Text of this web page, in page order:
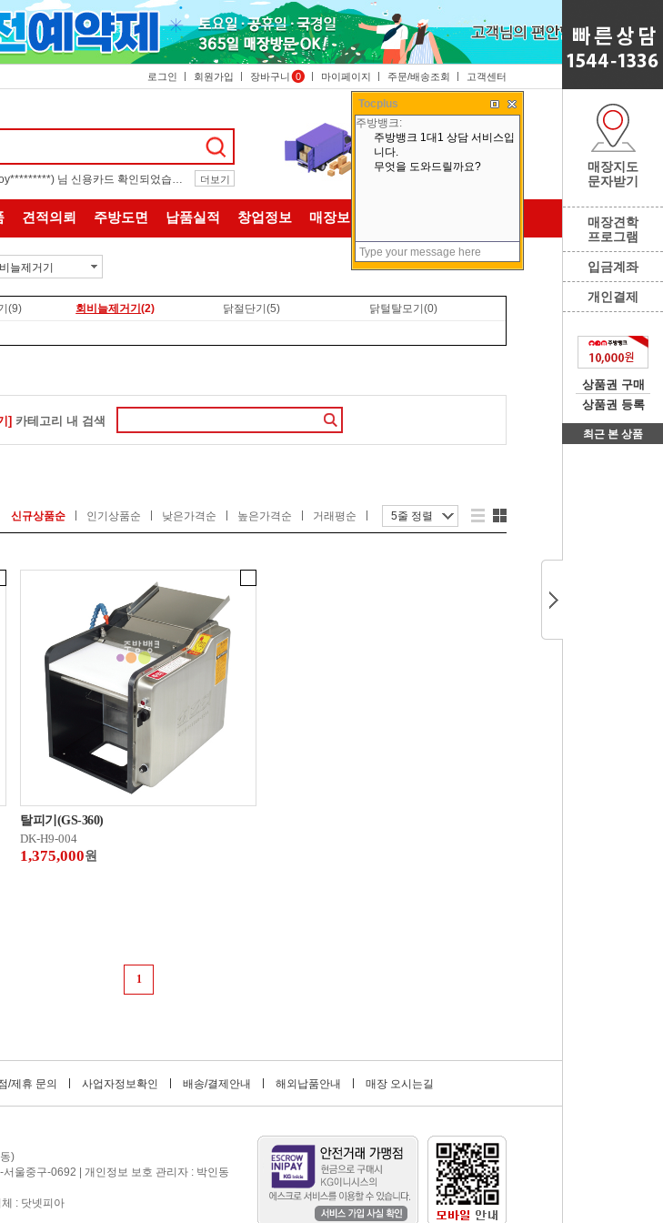
로그인 회원가입 장바구니 0 마이페이지 주문/배송조회 고객센터
오**(hoy*********) 님 신용카드 확인되었습니다. 더보기
견적의뢰 주방도면 납품실적 창업정보 매장보기
늘제거기
(9) 회비늘제거기(2) 닭절단기 (5) 닭털탈모기(0)
] 카테고리 내 검색
신규상품순 인기상품순 낮은가격순 높은가격순 거래평순 5줄 정렬
탈피기(GS-360)
DK-H9-004
1,375,000원
1
/제휴 문의 사업자정보확인 배송/결제안내 해외납품안내 매장 오시는길
)
울중구-0692 | 개인정보 보호 관리자 : 박인동
체 : 닷넷피아
매장지도
문자받기
매장견학
프로그램
입금계좌
개인결제
상품권 구매
상품권 등록
최근 본 상품
Tocplus